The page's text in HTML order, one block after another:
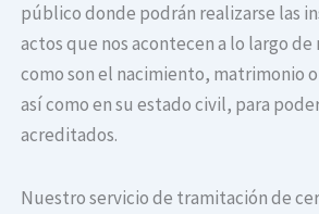
público donde podrán realizarse las
actos que nos acontecen a lo largo de
como son el nacimiento, matrimonio
así como en su estado civil, para
acreditados.
Nuestro servicio de tramitación de